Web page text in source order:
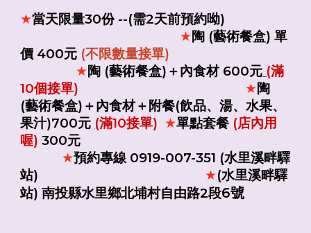
★當天限量30份 --(需2天前預約呦)
★陶 (藝術餐盒) 單
價 400元 (不限數量接單)
★陶 (藝術餐盒) ＋內食材 600元 (滿
10個接單)
★陶
(藝術餐盒)＋內食材＋ 附餐(飲品、湯、水果、
果汁)700元 (滿10接單) ★單點套餐 (店內用
喔)300元
★預約專線 0919-007-351 (水里溪畔驛
站) ★(水里溪畔驛
站) 南投縣水里鄉北埔村自由路2段6號